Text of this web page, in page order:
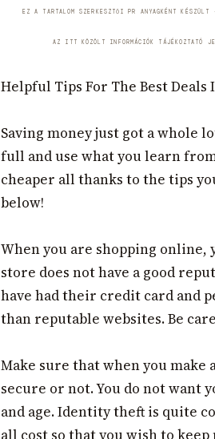
EZ A TARTALOM SZERKESZTŐI PR ANYAGKÉNT
AZ ITT KÖZÖLT INFORMÁCIÓK TÁJÉKOZTATÓ
Helpful Tips For The Best Deals
Saving money just got a whole
full and use what you learn
cheaper all thanks to the tips
below!
When you are shopping online,
store does not have a good
have had their credit card and
than reputable websites. Be
Make sure that when you
secure or not. You do not want
and age. Identity theft is quite
all cost so that you wish to